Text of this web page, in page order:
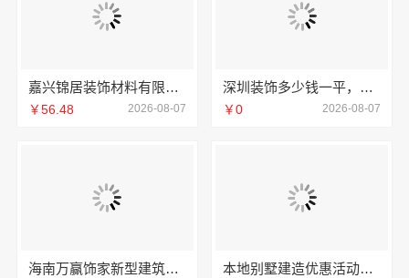
嘉兴锦居装饰材料有限公司：桐乡旧房翻新室内设计公司
￥56.48 2026-08-07
深圳装饰多少钱一平，鼎饰空间售后无忧
￥0 2026-08-07
海南万赢饰家新型建筑材料有限公司擅长水电规整 本地别墅建造优惠活动抗震防风，重庆御墅建筑材料有限公司